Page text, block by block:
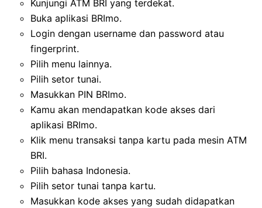
Kunjungi ATM BRI yang terdekat.
Buka aplikasi BRImo.
Login dengan username dan password atau
fingerprint.
Pilih menu lainnya.
Pilih setor tunai.
Masukkan PIN BRImo.
Kamu akan mendapatkan kode akses dari
aplikasi BRImo.
Klik menu transaksi tanpa kartu pada mesin ATM
BRI.
Pilih bahasa Indonesia.
Pilih setor tunai tanpa kartu.
Masukkan kode akses yang sudah didapatkan